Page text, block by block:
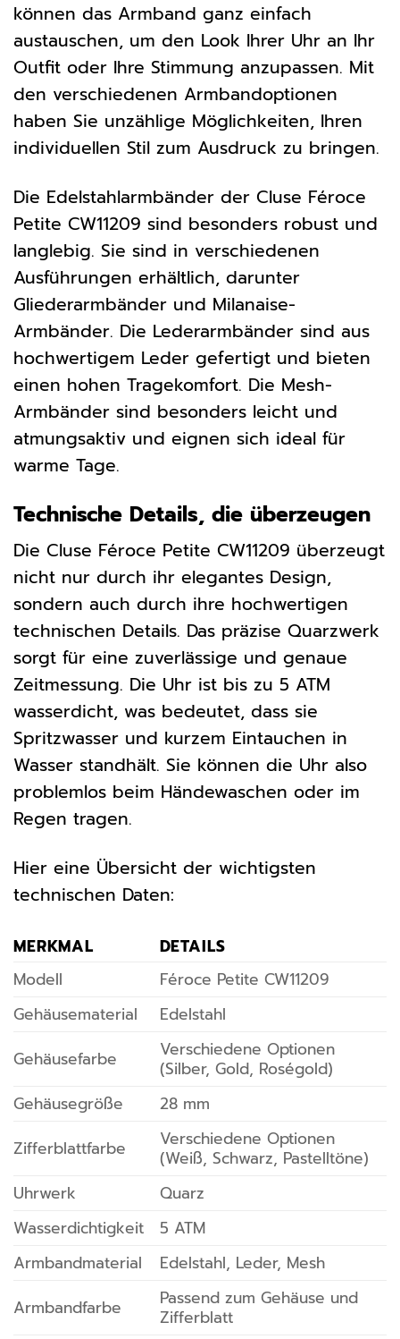
können das Armband ganz einfach
austauschen, um den Look Ihrer Uhr an Ihr
Outfit oder Ihre Stimmung anzupassen. Mit
den verschiedenen Armbandoptionen
haben Sie unzählige Möglichkeiten, Ihren
individuellen Stil zum Ausdruck zu bringen.
Die Edelstahlarmbänder der Cluse Féroce
Petite CW11209 sind besonders robust und
langlebig. Sie sind in verschiedenen
Ausführungen erhältlich, darunter
Gliederarmbänder und Milanaise-
Armbänder. Die Lederarmbänder sind aus
hochwertigem Leder gefertigt und bieten
einen hohen Tragekomfort. Die Mesh-
Armbänder sind besonders leicht und
atmungsaktiv und eignen sich ideal für
warme Tage.
Technische Details, die überzeugen
Die Cluse Féroce Petite CW11209 überzeugt
nicht nur durch ihr elegantes Design,
sondern auch durch ihre hochwertigen
technischen Details. Das präzise Quarzwerk
sorgt für eine zuverlässige und genaue
Zeitmessung. Die Uhr ist bis zu 5 ATM
wasserdicht, was bedeutet, dass sie
Spritzwasser und kurzem Eintauchen in
Wasser standhält. Sie können die Uhr also
problemlos beim Händewaschen oder im
Regen tragen.
Hier eine Übersicht der wichtigsten
technischen Daten:
MERKMAL
DETAILS
Modell
Féroce Petite CW11209
Gehäusematerial
Edelstahl
Gehäusefarbe
Verschiedene Optionen
(Silber, Gold, Roségold)
Gehäusegröße
28 mm
Zifferblattfarbe
Verschiedene Optionen
(Weiß, Schwarz, Pastelltöne)
Uhrwerk
Quarz
Wasserdichtigkeit
5 ATM
Armbandmaterial
Edelstahl, Leder, Mesh
Armbandfarbe
Passend zum Gehäuse und
Zifferblatt